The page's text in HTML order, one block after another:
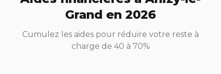
Grand en 2026
Cumulez les aides pour réduire votre reste à
charge de 40 à 70%